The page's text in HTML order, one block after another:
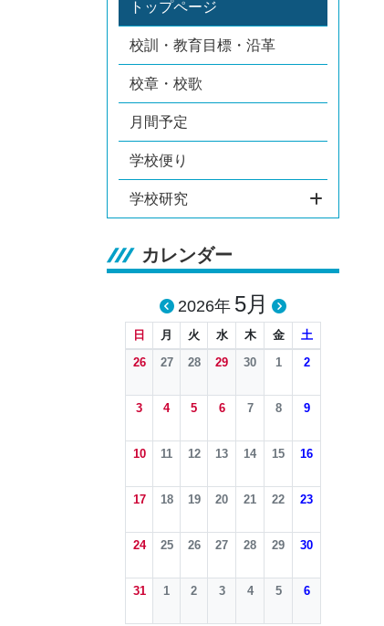
トップページ
校訓・教育目標・沿革
校章・校歌
月間予定
学校便り
学校研究
カレンダー
2026年 5月
日 月 火 水 木 金
土
26
27 28 29 30 1 2
3 4 5 6 7 8 9
10 11 12 13 14 15 16
17 18 19 20 21 22 23
24 25 26 27 28 29 30
31 1 2 3 4 5 6